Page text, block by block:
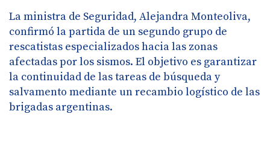
La ministra de Seguridad, Alejandra Monteoliva,
confirmó la partida de un segundo grupo de
rescatistas especializados hacia las zonas
afectadas por los sismos. El objetivo es garantizar
la continuidad de las tareas de búsqueda y
salvamento mediante un recambio logístico de las
brigadas argentinas.